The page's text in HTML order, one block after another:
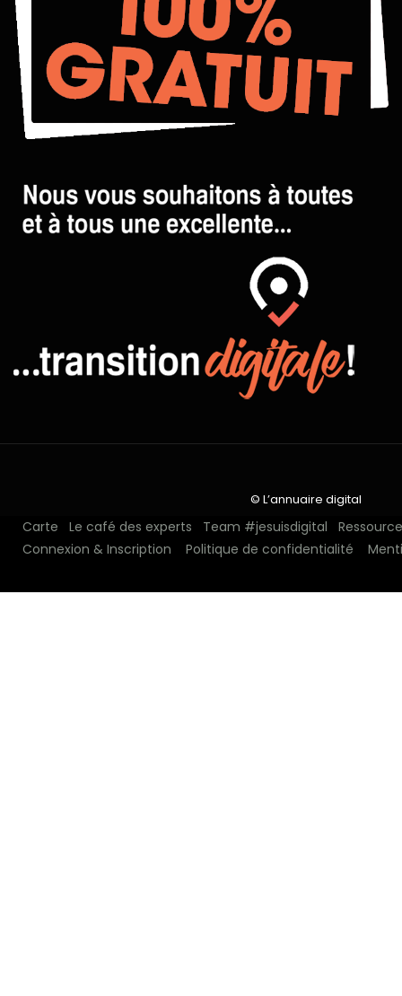
Carte Le café des experts Team #jesuisdigital
Connexion & Inscription
Politique de confidentialité
© L’annuaire digital